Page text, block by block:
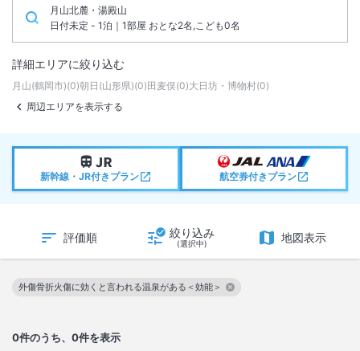
月山北麓・湯殿山
日付未定 - 1泊｜1部屋 おとな2名,こども0名
詳細エリアに絞り込む
月山(鶴岡市)(0)朝日(山形県)(0)田麦俣(0)大日坊・博物村(0)
周辺エリアを表示する
新幹線・JR付きプラン 航空券付きプラン
評価順 絞り込み
(選択中) 地図表示
0件のうち、0件を表示
外傷骨折火傷に効くと言われる温泉がある＜効能＞
この絞り込み条件を解除